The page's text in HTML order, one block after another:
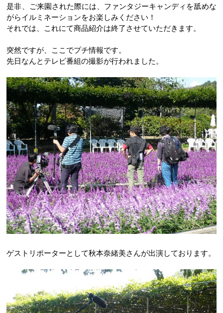
是非、ご来園された際には、ファンタジーキャンディを舐めな
がらイルミネーションをお楽しみください！
それでは、これにて商品紹介は終了させていただきます。
突然ですが、ここでプチ情報です。
先日なんとテレビ番組の撮影が行われました。
ゲストリポーターとして秋本奈緒美さんが出演しております。